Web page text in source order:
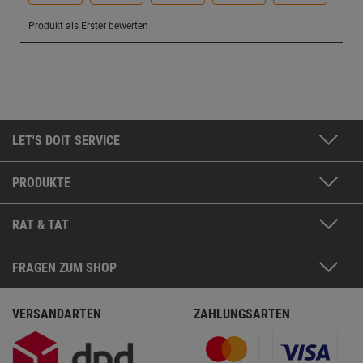
LET'S DOIT SERVICE
PRODUKTE
RAT & TAT
FRAGEN ZUM SHOP
VERSANDARTEN ZAHLUNGSARTEN